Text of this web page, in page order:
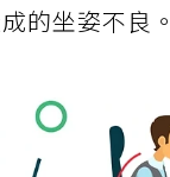
的坐姿不良。